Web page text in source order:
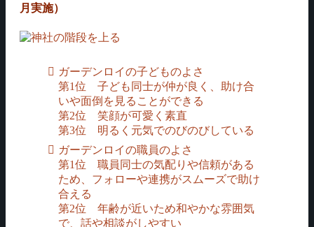
月実施）
ガーデンロイの子どものよさ
第1位 子ども同士が仲が良く、助け合
いや面倒を見ることができる
第2位 笑顔が可愛く素直
第3位 明るく元気でのびのびしている
ガーデンロイの職員のよさ
第1位 職員同士の気配りや信頼がある
ため、フォローや連携がスムーズで助け
合える
第2位 年齢が近いため和やかな雰囲気
で、話や相談がしやすい